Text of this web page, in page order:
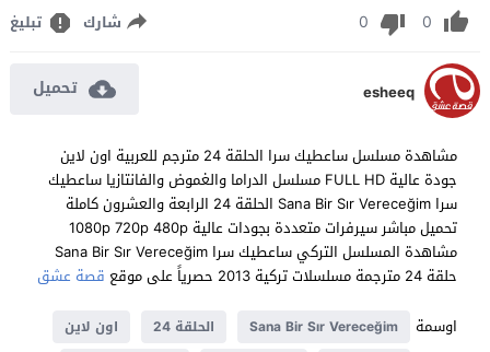
0
0 شارك تبليغ
esheeq تحميل
مشاهدة مسلسل ساعطيك سرا الحلقة 24 مترجم للعربية اون لاين
جودة عالية FULL HD مسلسل الدراما والغموض والفانتازيا ساعطيك
سرا Sana Bir Sır Vereceğim الحلقة 24 الرابعة والعشرون كاملة
تحميل مباشر سيرفرات متعددة بجودات عالية 1080p 720p 480p
مشاهدة المسلسل التركي ساعطيك سرا Sana Bir Sır Vereceğim
حلقة 24 مترجمة مسلسلات تركية 2013 حصرياً على موقع
قصة عشق
اوسمة
Sana Bir Sır Vereceğim الحلقة 24
اون لاين